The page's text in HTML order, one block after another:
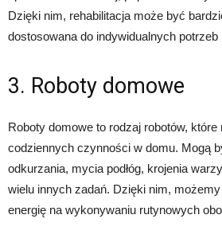
Dzięki nim, rehabilitacja może być
dostosowana do indywidualnych potrzeb
3. Roboty domowe
Roboty domowe to rodzaj robotów, które
codziennych czynności w domu. Mogą
odkurzania, mycia podłóg, krojenia
wielu innych zadań. Dzięki nim,
energię na wykonywaniu rutynowych